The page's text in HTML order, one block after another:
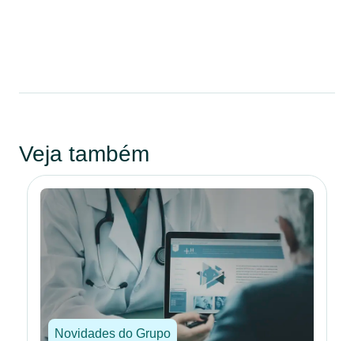
Veja também
Novidades do Grupo